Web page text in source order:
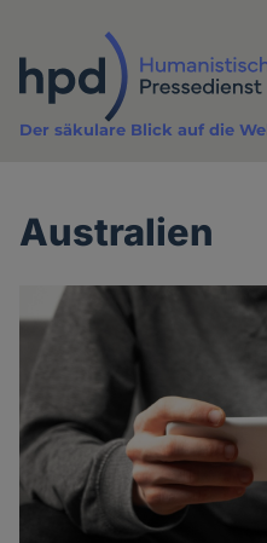
Inhalt
Der säkulare Blick auf die
Australien